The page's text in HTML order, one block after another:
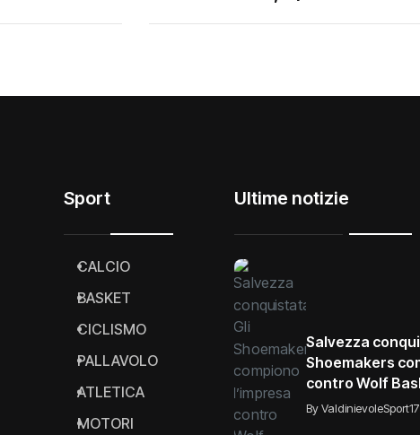
Sport
CALCIO
BASKET
CICLISMO
PALLAVOLO
ATLETICA
MOTORI
Ultime notizie
Salvezza
Shoemakers
contro Wolf
By ValdinievoleSport